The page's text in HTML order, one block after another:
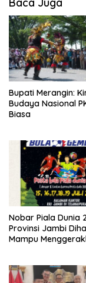
Baca Juga
Bupati Merangin:
Budaya Nasional
Biasa
Nobar Piala Dunia
Provinsi Jambi
Mampu